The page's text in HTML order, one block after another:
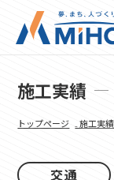
施工実績
トップページ ₋ 施工実績
交通